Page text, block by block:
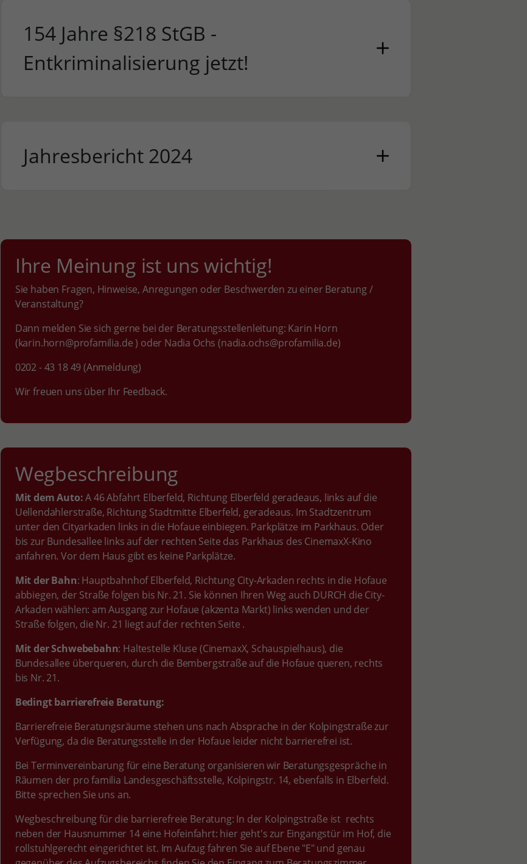
154 Jahre §218 StGB -
Entkriminalisierung jetzt!
Jahresbericht 2024
Ihre Meinung ist uns wichtig!
Sie haben Fragen, Hinweise, Anregungen oder Beschwerden zu einer Beratung /
Veranstaltung?
Dann melden Sie sich gerne bei der Beratungsstellenleitung: Karin Horn
(karin.horn@profamilia.de ) oder Nadia Ochs (nadia.ochs@profamilia.de)
0202 - 43 18 49 (Anmeldung)
Wir freuen uns über Ihr Feedback.
Wegbeschreibung
Mit dem Auto:A 46 Abfahrt Elberfeld, Richtung Elberfeld geradeaus, links auf die
Uellendahlerstraße, Richtung Stadtmitte Elberfeld, geradeaus. Im Stadtzentrum
unter den Cityarkaden links in die Hofaue einbiegen. Parkplätze im Parkhaus. Oder
bis zur Bundesallee links auf der rechten Seite das Parkhaus des CinemaxX-Kino
anfahren. Vor dem Haus gibt es keine Parkplätze.
Mit der Bahn: Hauptbahnhof Elberfeld, Richtung City-Arkaden rechts in die Hofaue
abbiegen, der Straße folgen bis Nr. 21. Sie können Ihren Weg auch DURCH die City-
Arkaden wählen: am Ausgang zur Hofaue (akzenta Markt) links wenden und der
Straße folgen, die Nr. 21 liegt auf der rechten Seite .
Mit der Schwebebahn: Haltestelle Kluse (CinemaxX, Schauspielhaus), die
Bundesallee überqueren, durch die Bembergstraße auf die Hofaue queren, rechts
bis Nr. 21.
Bedingt barrierefreie Beratung:
Barrierefreie Beratungsräume stehen uns nach Absprache in der Kolpingstraße zur
Verfügung, da die Beratungsstelle in der Hofaue leider nicht barrierefrei ist.
Bei Terminvereinbarung für eine Beratung organisieren wir Beratungsgespräche in
Räumen der pro familia Landesgeschäftsstelle, Kolpingstr. 14, ebenfalls in Elberfeld.
Bitte sprechen Sie uns an.
Wegbeschreibung für die barrierefreie Beratung: In der Kolpingstraße ist rechts
neben der Hausnummer 14 eine Hofeinfahrt: hier geht's zur Eingangstür im Hof, die
rollstuhlgerecht eingerichtet ist. Im Aufzug fahren Sie auf Ebene "E" und genau